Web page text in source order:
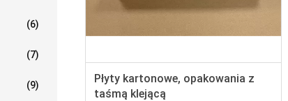
(6)
(7)
(9)
Płyty kartonowe, opakowania z
taśmą klejącą